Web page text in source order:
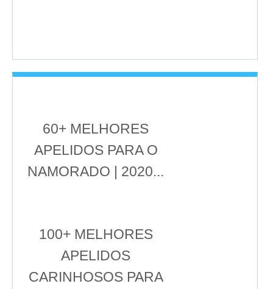
60+ MELHORES
APELIDOS PARA O
NAMORADO | 2020...
100+ MELHORES
APELIDOS
CARINHOSOS PARA